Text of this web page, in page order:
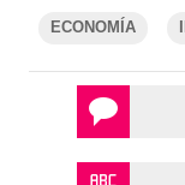
ECONOMÍA